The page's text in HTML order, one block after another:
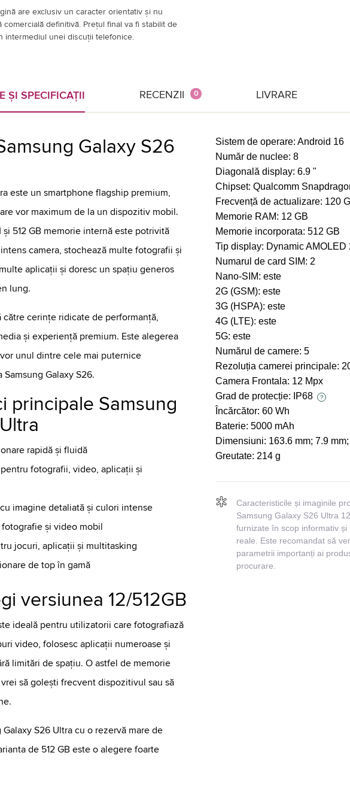
are exclusiv un caracter orientativ și nu
definitivă. Prețul final va fi stabilit de
intermediul unei discuții telefonice.
ȘI SPECIFICAȚII RECENZII 0 LIVRARE
Galaxy S26
este un smartphone flagship premium,
vor maximum de la un dispozitiv mobil.
și 512 GB memorie internă este potrivită
camera, stochează multe fotografii și
aplicații și doresc un spațiu generos
lung.
către cerințe ridicate de performanță,
și experiență premium. Este alegerea
unul dintre cele mai puternice
Galaxy S26.
principale Samsung
rapidă și fluidă
fotografii, video, aplicații și
imagine detaliată și culori intense
și video mobil
jocuri, aplicații și multitasking
de top în gamă
versiunea 12/512GB
ideală pentru utilizatorii care fotografiază
video, folosesc aplicații numeroase și
limitări de spațiu. O astfel de memorie
să golești frecvent dispozitivul sau să
S26 Ultra cu o rezervă mare de
de 512 GB este o alegere foarte
Sistem de operare: Android 16
Număr de nuclee: 8
Diagonală display: 6.9 "
Chipset: Qualcomm
Frecvență de actualizare: 120
Memorie RAM: 12 GB
Memorie incorporata: 512 GB
Tip display: Dynamic AMOLED
Numarul de card SIM: 2
Nano-SIM: este
2G (GSM): este
3G (HSPA): este
4G (LTE): este
5G: este
Numărul de camere: 5
Rezoluția camerei principale:
Camera Frontala: 12 Mpx
Grad de protecție:
IP68 ?
Încărcător: 60 Wh
Baterie: 5000 mAh
Dimensiuni: 163.6 mm; 7.9
Greutate: 214 g
Caracteristicile și imaginile
Samsung Galaxy S26 Ultra
furnizate în scop informativ și
reale. Este recomandat să
parametrii importanți ai
procurare.